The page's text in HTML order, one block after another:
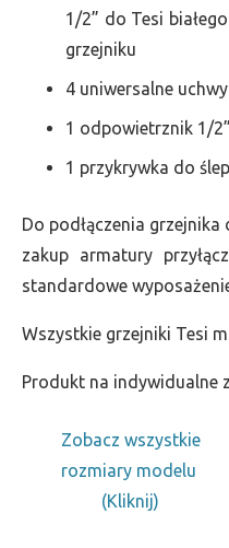
1/2” do Tesi
grzejniku
4 uniwersalne
1 odpowietrznik 1/2”
1 przykrywka do
Do podłączenia
zakup armatury
standardowe
Wszystkie grzejniki Tesi
Produkt na indywidualne
Zobacz wszystkie
rozmiary modelu
(Kliknij)